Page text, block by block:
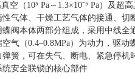
空（10⁵ Pa～1.3×10⁻⁵ Pa）及超
气体、干燥工艺气体的接通、
阀本体两部分组成，采用中线
气（0.4–0.8MPa）为动力，驱
簧，可在失气、断电、紧急停
安全联锁的核心部件